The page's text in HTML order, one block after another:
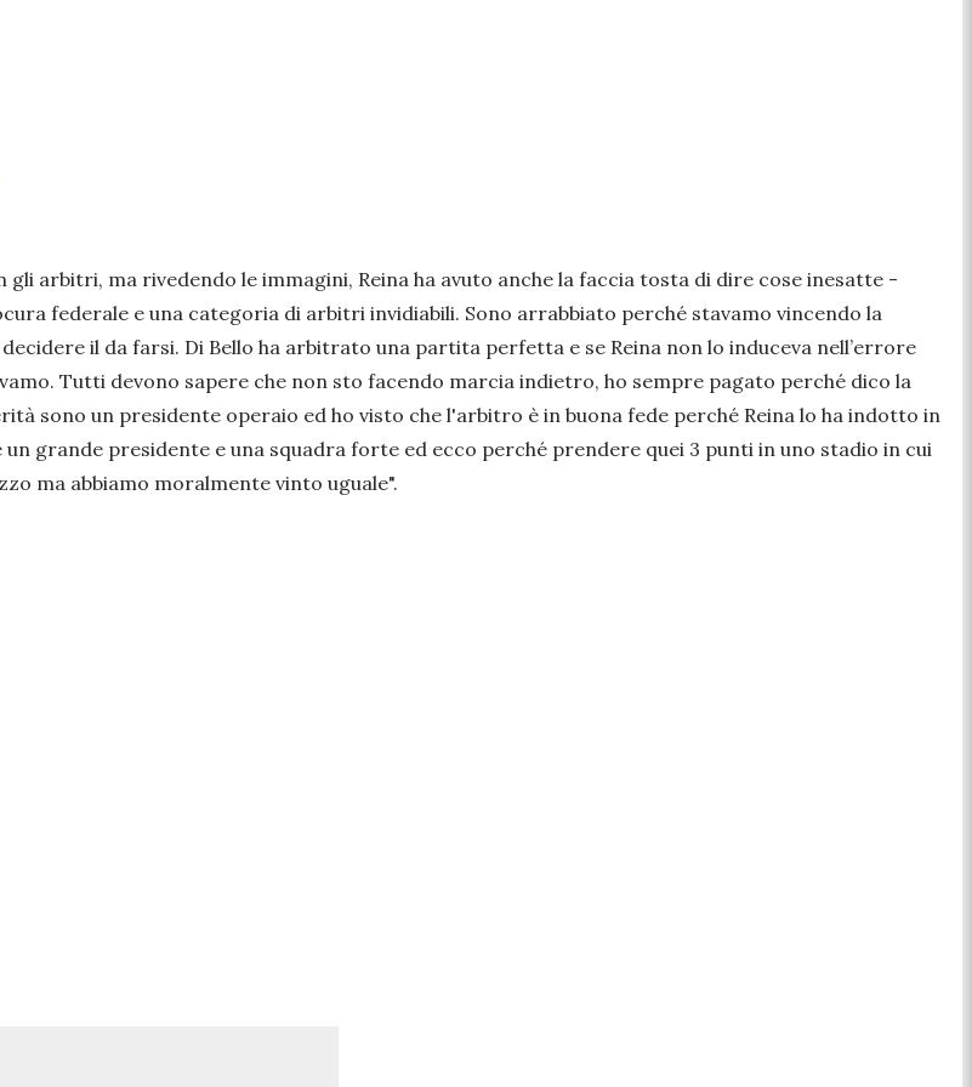
gli arbitri, ma rivedendo le immagini, Reina ha avuto anche la faccia tosta di dire cose inesatte -
federale e una categoria di arbitri invidiabili. Sono arrabbiato perché stavamo vincendo la
il da farsi. Di Bello ha arbitrato una partita perfetta e se Reina non lo induceva nell’errore
Tutti devono sapere che non sto facendo marcia indietro, ho sempre pagato perché dico la
sono un presidente operaio ed ho visto che l'arbitro è in buona fede perché Reina lo ha indotto in
grande presidente e una squadra forte ed ecco perché prendere quei 3 punti in uno stadio in cui
ma abbiamo moralmente vinto uguale".